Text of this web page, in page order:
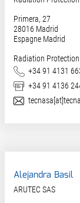
Primera, 27
28016 Madrid
Espagne Madrid
Radiation Protection
Téléphone
+34 91 4131
Fax
+34 91 4136
E-Mail
Alejandra Basil
ARUTEC SAS